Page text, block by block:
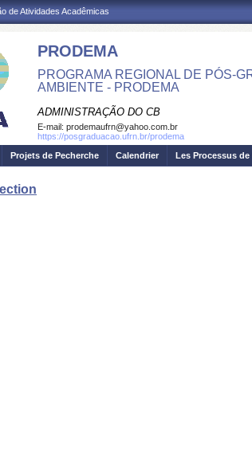
de Atividades Acadêmicas
PRODEMA
PROGRAMA REGIONAL DE PÓS-
AMBIENTE - PRODEMA
ADMINISTRAÇÃO DO CB
E-mail: prodemaufrn@yahoo.com.br
https://posgraduacao.ufrn.br/prodema
Projets de Pecherche Calendrier Les Processus de